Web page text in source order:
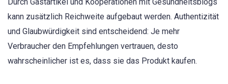
kann zusätzlich Reichweite aufgebaut werden. Authentizität
und Glaubwürdigkeit sind entscheidend: Je mehr
Verbraucher den Empfehlungen vertrauen, desto
wahrscheinlicher ist es, dass sie das Produkt kaufen.